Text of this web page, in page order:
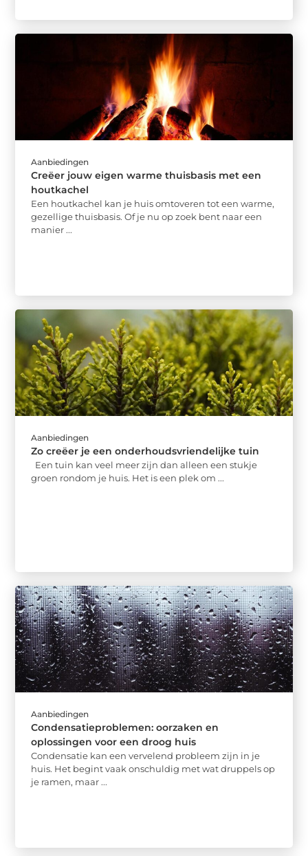
Aanbiedingen
Creëer jouw eigen warme thuisbasis met een
houtkachel
Een houtkachel kan je huis omtoveren tot een warme,
gezellige thuisbasis. Of je nu op zoek bent naar een
manier ...
Aanbiedingen
Zo creëer je een onderhoudsvriendelijke tuin
Een tuin kan veel meer zijn dan alleen een stukje
groen rondom je huis. Het is een plek om ...
Aanbiedingen
Condensatieproblemen: oorzaken en
oplossingen voor een droog huis
Condensatie kan een vervelend probleem zijn in je
huis. Het begint vaak onschuldig met wat druppels op
je ramen, maar ...